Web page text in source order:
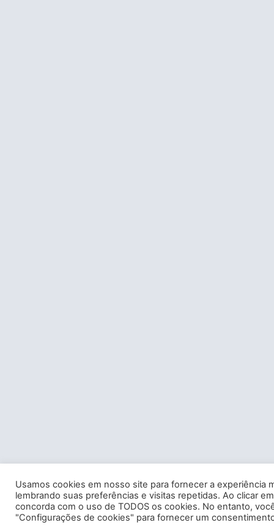
Usamos cookies em nosso site para fornecer a experiência
lembrando suas preferências e visitas repetidas. Ao clicar
concorda com o uso de TODOS os cookies. No entanto,
"Configurações de cookies" para fornecer um